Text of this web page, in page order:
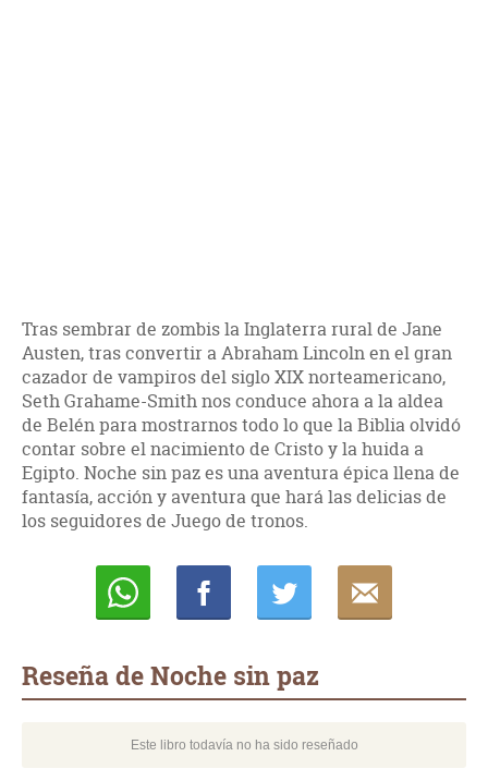
Tras sembrar de zombis la Inglaterra rural de Jane
Austen, tras convertir a Abraham Lincoln en el gran
cazador de vampiros del siglo XIX norteamericano,
Seth Grahame-Smith nos conduce ahora a la aldea
de Belén para mostrarnos todo lo que la Biblia olvidó
contar sobre el nacimiento de Cristo y la huida a
Egipto. Noche sin paz es una aventura épica llena de
fantasía, acción y aventura que hará las delicias de
los seguidores de Juego de tronos.
Reseña de Noche sin paz
Este libro todavía no ha sido reseñado